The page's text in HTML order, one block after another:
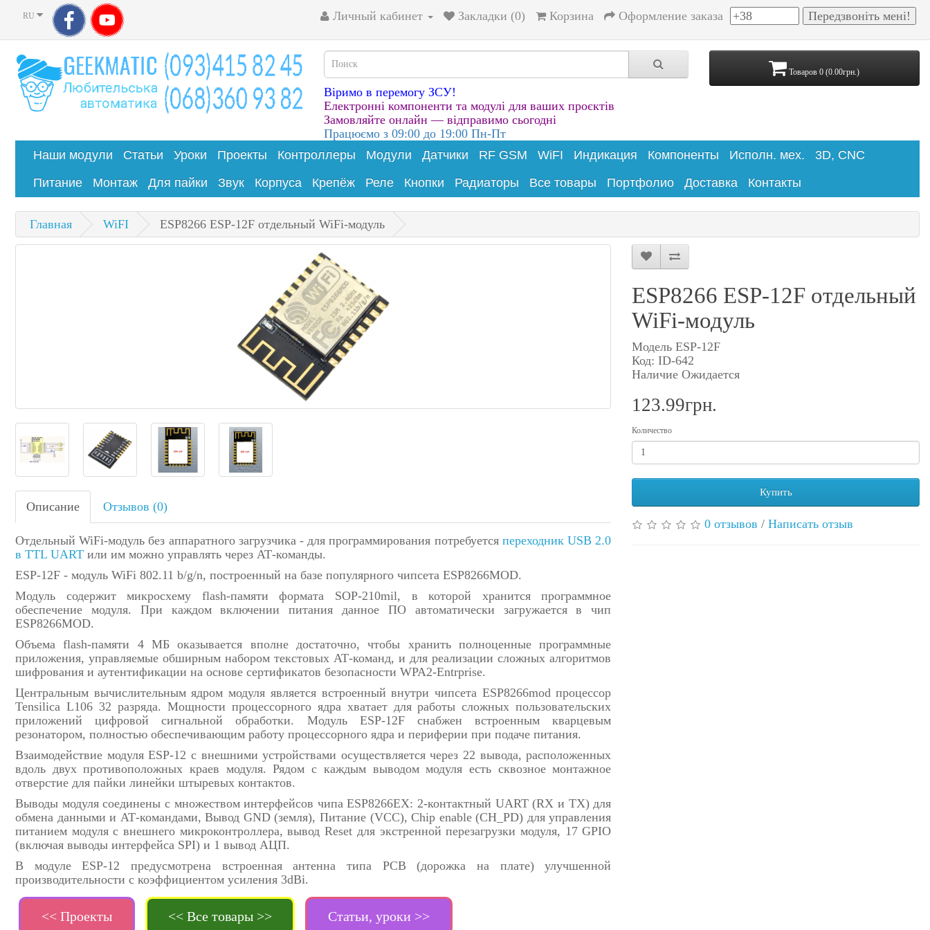
RU Личный кабинет Закладки (0) Корзина Оформление заказа
Віримо в перемогу ЗСУ!
Електронні компоненти та модулі для ваших проєктів
Замовляйте онлайн — відправимо сьогодні
Працюємо з 09:00 до 19:00 Пн-Пт
Товаров 0 (0.00грн.)
Наши модули Статьи Уроки Проекты Контроллеры Модули Датчики RF GSM WiFI Индикация Компоненты Исполн. мех.
3D, CNC
Питание
Монтаж Для пайки Звук Корпуса Крепёж Реле Кнопки Радиаторы Все товары Портфолио Доставка Контакты
Главная WiFI ESP8266 ESP-12F отдельный WiFi-модуль
Описание Отзывов (0)
Отдельный WiFi-модуль без аппаратного загрузчика - для программирования потребуется переходник USB 2.0
в TTL UART или им можно управлять через АТ-команды.
ESP-12F - модуль WiFi 802.11 b/g/n, построенный на базе популярного чипсета ESP8266MOD.
Модуль содержит микросхему flash-памяти формата SOP-210mil, в которой хранится программное
обеспечение модуля. При каждом включении питания данное ПО автоматически загружается в чип
ESP8266MOD.
Объема flash-памяти 4 МБ оказывается вполне достаточно, чтобы хранить полноценные программные
приложения, управляемые обширным набором текстовых АТ-команд, и для реализации сложных алгоритмов
шифрования и аутентификации на основе сертификатов безопасности WPA2-Entrprise.
Центральным вычислительным ядром модуля является встроенный внутри чипсета ESP8266mod процессор
Tensilica L106 32 разряда. Мощности процессорного ядра хватает для работы сложных пользовательских
приложений цифровой сигнальной обработки. Модуль ESP-12F снабжен встроенным кварцевым
резонатором, полностью обеспечивающим работу процессорного ядра и периферии при подаче питания.
Взаимодействие модуля ESP-12 с внешними устройствами осуществляется через 22 вывода, расположенных
вдоль двух противоположных краев модуля. Рядом с каждым выводом модуля есть сквозное монтажное
отверстие для пайки линейки штыревых контактов.
Выводы модуля соединены с множеством интерфейсов чипа ESP8266EX: 2-контактный UART (RX и TX) для
обмена данными и АТ-командами, Вывод GND (земля), Питание (VCC), Chip enable (CH_PD) для управления
питанием модуля с внешнего микроконтроллера, вывод Reset для экстренной перезагрузки модуля, 17 GPIO
(включая выводы интерфейса SPI) и 1 вывод АЦП.
В модуле ESP-12 предусмотрена встроенная антенна типа PCB (дорожка на плате) улучшенной
производительности с коэффициентом усиления 3dBi.
ESP8266 ESP-12F отдельный
WiFi-модуль
Модель ESP-12F
Код: ID-642
Наличие Ожидается
123.99грн.
Количество
Купить
0 отзывов /Написать отзыв
<< Проекты << Все товары >> Статьи, уроки >>